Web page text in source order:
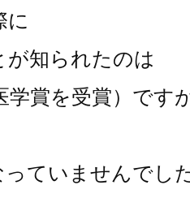
に
が知られたのは
学賞を受賞）です
ていませんでし